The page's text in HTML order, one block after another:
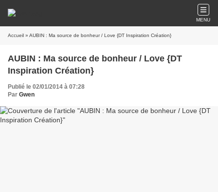
MENU
Accueil » AUBIN : Ma source de bonheur / Love {DT Inspiration Création}
AUBIN : Ma source de bonheur / Love {DT
Inspiration Création}
Publié le 02/01/2014 à 07:28
Par Gwen